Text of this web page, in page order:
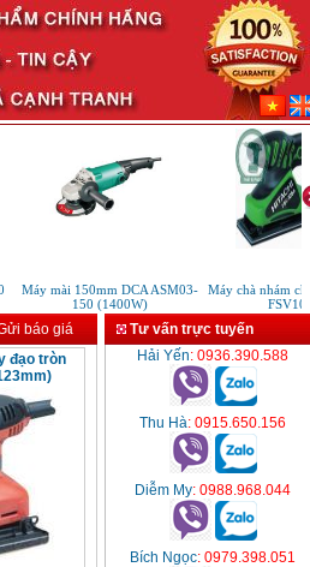
Máy mài 150mm DCA ASM03-
150 (1400W)
Máy chà nhám
FSV10SA
báo giá
đạo tròn
Tư vấn trực tuyến
Hải Yến: 0936.390.588
Thu Hà: 0915.650.156
Diễm My: 0988.968.044
Bích Ngọc: 0979.398.051